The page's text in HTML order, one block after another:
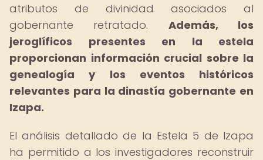
atributos de divinidad asociados al
gobernante retratado. Además, los
jeroglíficos presentes en la estela
proporcionan información crucial sobre la
genealogía y los eventos históricos
relevantes para la dinastía gobernante en
Izapa.
El análisis detallado de la Estela 5 de Izapa
ha permitido a los investigadores reconstruir